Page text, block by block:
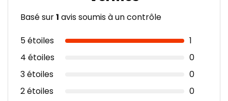
Basé sur1 avis soumis à un contrôle
5 étoiles
1
4 étoiles
0
3 étoiles
0
2 étoiles
0